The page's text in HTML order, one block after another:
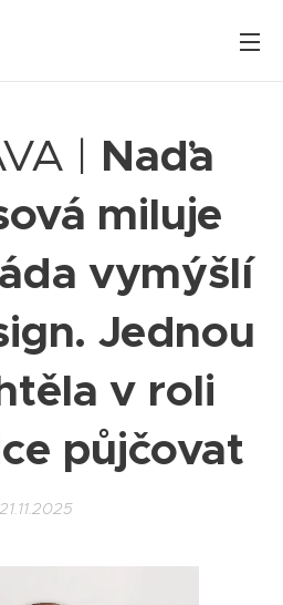
| Naďa
miluje
vymýšlí
Jednou
v roli
půjčovat
21.11.2025